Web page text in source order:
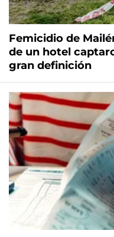
Femicidio de
de un hotel
gran definición